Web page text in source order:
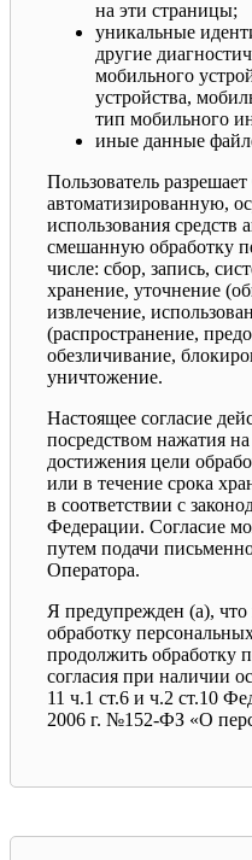
на эти страницы;
уникальные
другие
мобильного
устройства,
тип мобильного
иные данные
Пользователь
автоматизированную,
использования средств
смешанную обработку
числе: сбор, запись,
хранение, уточнение
извлечение,
(распространение,
обезличивание,
уничтожение.
Настоящее согласие
посредством нажатия
достижения цели
или в течение срока
в соответствии с
Федерации. Согласие
путем подачи
Оператора.
Я предупрежден (а), что
обработку
продолжить обработку
согласия при наличии
11 ч.1 ст.6 и ч.2 ст.10
2006 г. №152-ФЗ «О